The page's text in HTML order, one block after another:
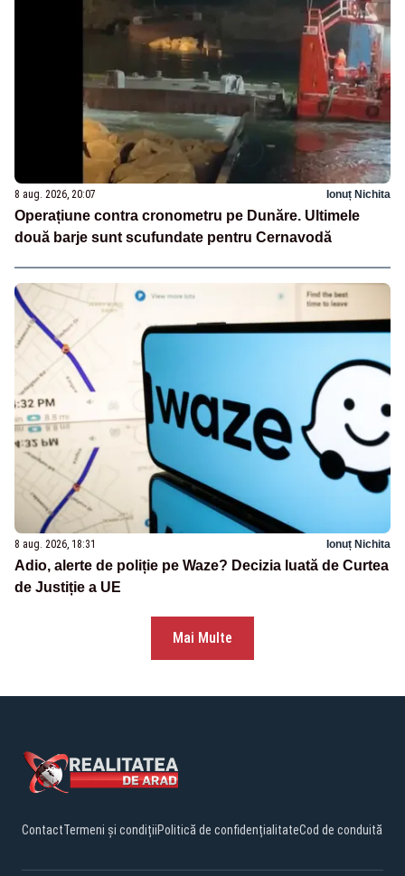
8 aug. 2026, 20:07 Ionuț Nichita
Operațiune contra cronometru pe Dunăre. Ultimele
două barje sunt scufundate pentru Cernavodă
8 aug. 2026, 18:31 Ionuț Nichita
Adio, alerte de poliție pe Waze? Decizia luată de Curtea
de Justiție a UE
Mai Multe
ContactTermeni și condițiiPolitică de confidențialitateCod de conduită